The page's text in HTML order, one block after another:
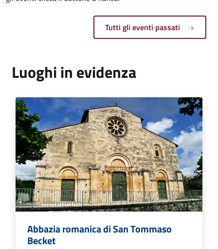
Tutti gli eventi passati
Luoghi in evidenza
Abbazia romanica di San Tommaso
Becket